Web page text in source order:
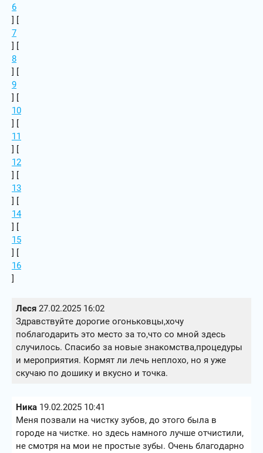
6
] [
7
] [
8
] [
9
] [
10
] [
11
] [
12
] [
13
] [
14
] [
15
] [
16
]
Леся 27.02.2025 16:02
Здравствуйте дорогие огоньковцы,хочу
поблагодарить это место за то,что со мной здесь
случилось. Спасибо за новые знакомства,процедуры
и мероприятия. Кормят ли лечь неплохо, но я уже
скучаю по дошику и вкусно и точка.
Ника 19.02.2025 10:41
Меня позвали на чистку зубов, до этого была в
городе на чистке. но здесь намного лучше отчистили,
не смотря на мои не простые зубы. Очень благодарно